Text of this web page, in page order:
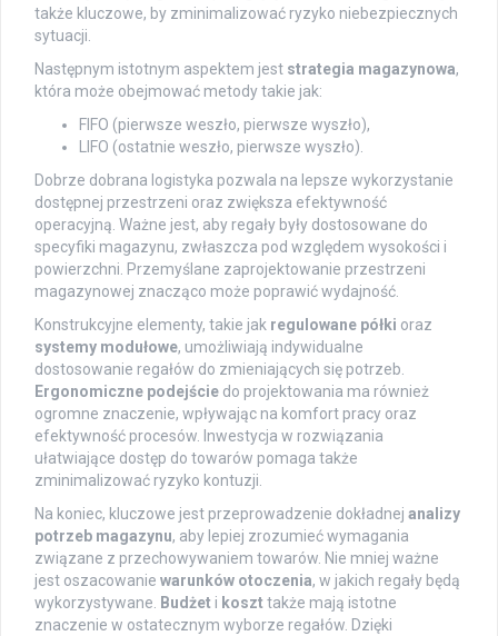
także kluczowe, by zminimalizować ryzyko niebezpiecznych
sytuacji.
Następnym istotnym aspektem jest strategia magazynowa,
która może obejmować metody takie jak:
FIFO (pierwsze weszło, pierwsze wyszło),
LIFO (ostatnie weszło, pierwsze wyszło).
Dobrze dobrana logistyka pozwala na lepsze wykorzystanie
dostępnej przestrzeni oraz zwiększa efektywność
operacyjną. Ważne jest, aby regały były dostosowane do
specyfiki magazynu, zwłaszcza pod względem wysokości i
powierzchni. Przemyślane zaprojektowanie przestrzeni
magazynowej znacząco może poprawić wydajność.
Konstrukcyjne elementy, takie jak regulowane półki oraz
systemy modułowe, umożliwiają indywidualne
dostosowanie regałów do zmieniających się potrzeb.
Ergonomiczne podejście do projektowania ma również
ogromne znaczenie, wpływając na komfort pracy oraz
efektywność procesów. Inwestycja w rozwiązania
ułatwiające dostęp do towarów pomaga także
zminimalizować ryzyko kontuzji.
Na koniec, kluczowe jest przeprowadzenie dokładnej analizy
potrzeb magazynu, aby lepiej zrozumieć wymagania
związane z przechowywaniem towarów. Nie mniej ważne
jest oszacowanie warunków otoczenia, w jakich regały będą
wykorzystywane. Budżet i koszttakże mają istotne
znaczenie w ostatecznym wyborze regałów. Dzięki